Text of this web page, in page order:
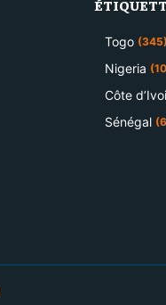
Togo (345)
Nigeria
Côte
Sénégal